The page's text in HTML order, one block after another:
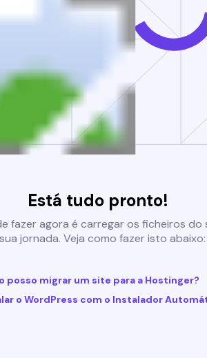
Está tudo pronto!
fazer agora é carregar os ficheiros do
jornada. Veja como fazer isto abaixo:
posso migrar um site para a Hostinger?
o WordPress com o Instalador